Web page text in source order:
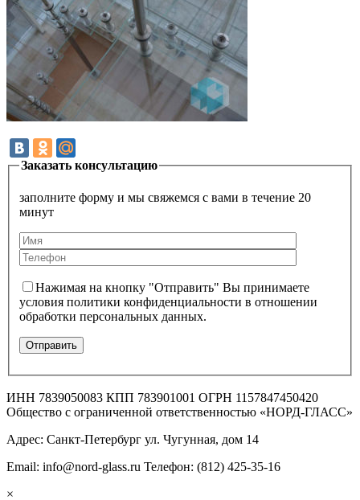
Заказать консультацию
заполните форму и мы свяжемся с вами в течение 20
минут
Нажимая на кнопку "Отправить" Вы принимаете
условия политики конфиденциальности в отношении
обработки персональных данных.
ИНН 7839050083 КПП 783901001 ОГРН 1157847450420
Общество с ограниченной ответственностью «НОРД-ГЛАСС»
Адрес: Санкт-Петербург ул. Чугунная, дом 14
Email: info@nord-glass.ru Телефон: (812) 425-35-16
×